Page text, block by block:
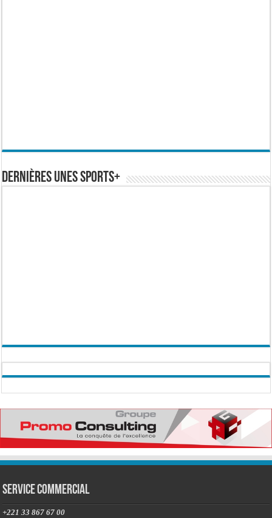
Dernières Unes Sports+
Service commercial
+221 33 867 67 00